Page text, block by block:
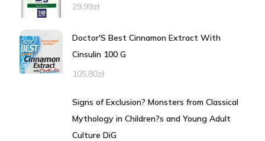
29,99zł
Doctor'S Best Cinnamon Extract With
Cinsulin 100 G
105,80zł
Signs of Exclusion? Monsters from Classical
Mythology in Children?s and Young Adult
Culture DiG